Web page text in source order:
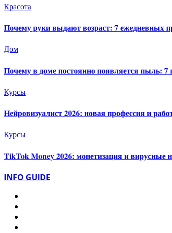
Красота
Почему руки выдают возраст: 7 ежедневных
Дом
Почему в доме постоянно появляется пыль: 7
Курсы
Нейровизуалист 2026: новая профессия и
Курсы
TikTok Money 2026: монетизация и вирусные
INFO GUIDE